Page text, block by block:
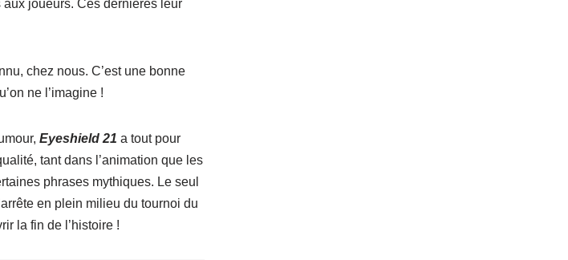
joueurs. Ces dernières leur
chez nous. C’est une bonne
ne l’imagine !
Eyeshield 21 a tout pour
tant dans l’animation que les
phrases mythiques. Le seul
en plein milieu du tournoi du
la fin de l’histoire !